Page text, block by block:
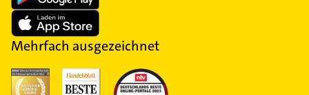
Mehrfach ausgezeichnet